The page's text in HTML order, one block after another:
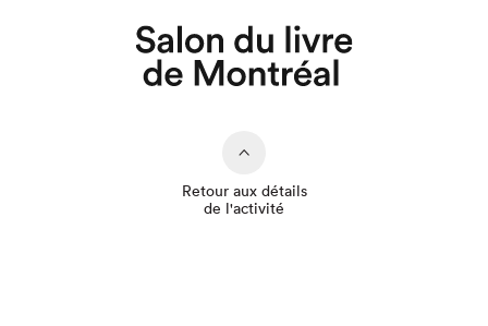
Retour aux détails
de l'activité